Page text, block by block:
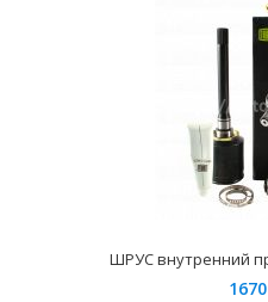
ШРУС внутренний левый
и
ШРУС внутренний